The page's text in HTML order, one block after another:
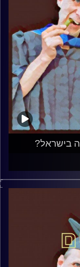
בישראל?
פרופסור בועז בן-